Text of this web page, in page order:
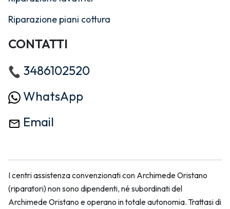
Riparazione piani cottura
CONTATTI
3486102520
WhatsApp
Email
I centri assistenza convenzionati con Archimede Oristano
(riparatori) non sono dipendenti, né subordinati del
Archimede Oristano e operano in totale autonomia. Trattasi di